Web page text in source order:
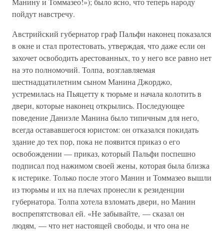
пойдут навстречу.
Австрийский губернатор граф Пальфи наконец показался
в окне и стал протестовать, утверждая, что даже если он
захочет освободить арестованных, то у него все равно нет
на это полномочий. Толпа, возглавляемая
шестнадцатилетним сыном Манина Джорджо,
устремилась на Пьяцетту к тюрьме и начала колотить в
двери, которые наконец открылись. Последующее
поведение Даниэле Манина было типичным для него,
всегда остававшегося юристом: он отказался покидать
здание до тех пор, пока не появится приказ о его
освобождении — приказ, который Пальфи поспешно
подписал под нажимом своей жены, которая была близка
к истерике. Только после этого Манин и Томмазео вышли
из тюрьмы и их на плечах пронесли к резиденции
губернатора. Толпа хотела взломать двери, но Манин
воспрепятствовал ей. «Не забывайте, — сказал он
людям, — что нет настоящей свободы, и что она не